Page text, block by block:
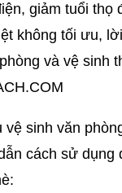
giảm tuổi thọ
không tối ưu,
và vệ sinh
vệ sinh văn
cách sử dụng